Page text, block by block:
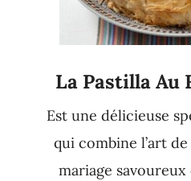
La Pastilla Au
Est une délicieuse
qui combine l’art
mariage